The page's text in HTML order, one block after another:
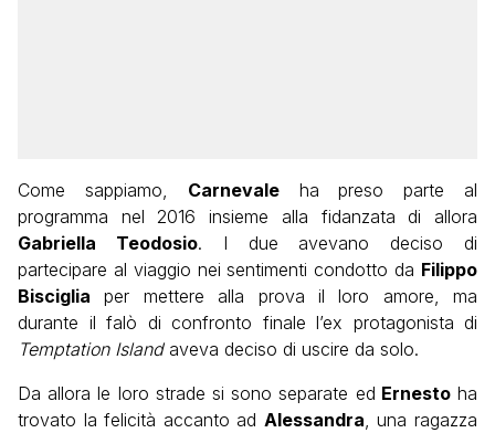
Come sappiamo, Carnevaleha preso parte al
programma nel 2016 insieme alla fidanzata di allora
Gabriella Teodosio. I due avevano deciso di
partecipare al viaggio nei sentimenti condotto da Filippo
Bisciglia per mettere alla prova il loro amore, ma
durante il falò di confronto finale l’ex protagonista di
Temptation Islandaveva deciso di uscire da solo.
Da allora le loro strade si sono separate ed Ernestoha
trovato la felicità accanto ad Alessandra , una ragazza